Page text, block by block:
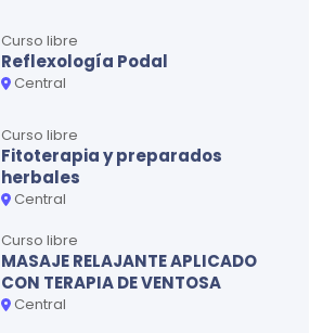
Curso libre
Reflexología Podal
Central
Curso libre
Fitoterapia y preparados
herbales
Central
Curso libre
MASAJE RELAJANTE APLICADO
CON TERAPIA DE VENTOSA
Central